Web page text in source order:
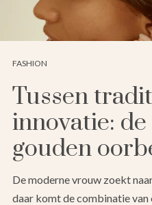
FASHION
Tussen
innovatie:
gouden
De moderne vrouw zoekt
daar komt de combinatie